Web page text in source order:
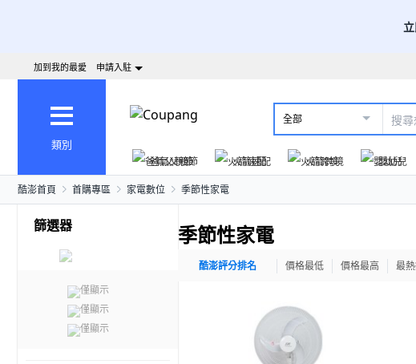
加到我的最愛 申請入駐
類別
全部
爸氣父親節
火箭速配 火箭跨境 嬰幼兒
酷澎首頁 首購專區 家電數位 季節性家電
篩選器
僅顯示
僅顯示
僅顯示
季節性家電
酷澎評分排名 價格最低 價格最高 最